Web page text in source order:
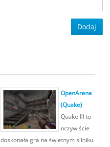
Dodaj
OpenArena
(Quake)
Quake III to
oczywiście
doskonała gra na świetnym silniku